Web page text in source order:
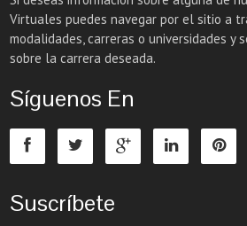
Virtuales puedes navegar por el sitio a
modalidades, carreras o universidades y
sobre la carrera deseada.
Síguenos En
Suscríbete